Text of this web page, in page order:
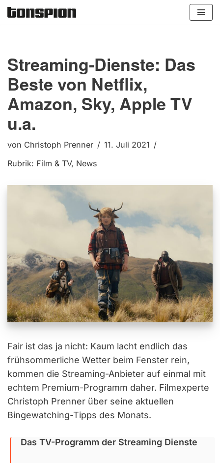
Streaming-Dienste: Das
Beste von Netflix,
Amazon, Sky, Apple TV
u.a.
von Christoph Prenner
11. Juli 2021
Rubrik: Film & TV, News
Fair ist das ja nicht: Kaum lacht endlich das
frühsommerliche Wetter beim Fenster rein,
kommen die Streaming-Anbieter auf einmal mit
echtem Premium-Programm daher. Filmexperte
Christoph Prenner über seine aktuellen
Bingewatching-Tipps des Monats.
Das TV-Programm der Streaming Dienste